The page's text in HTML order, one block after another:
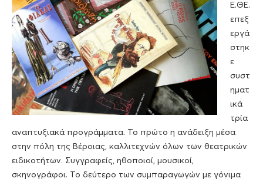
Ε.ΘΕ.
επεξ
εργά
στηκ
ε
συστ
ηματ
ικά
τρία
αναπτυξιακά προγράμματα. Το πρώτο η ανάδειξη μέσα
στην πόλη της Βέροιας, καλλιτεχνών όλων των θεατρικών
ειδικοτήτων. Συγγραφείς, ηθοποιοί, μουσικοί,
σκηνογράφοι. Το δεύτερο των συμπαραγωγών με γόνιμα